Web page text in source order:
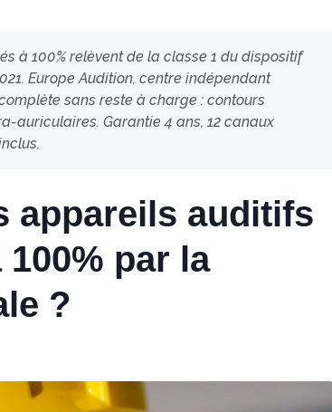
à 100% relèvent de la classe 1 du dispositif
Europe Audition, centre indépendant
sans reste à charge : contours
auriculaires. Garantie 4 ans, 12 canaux
appareils auditifs
par la
?